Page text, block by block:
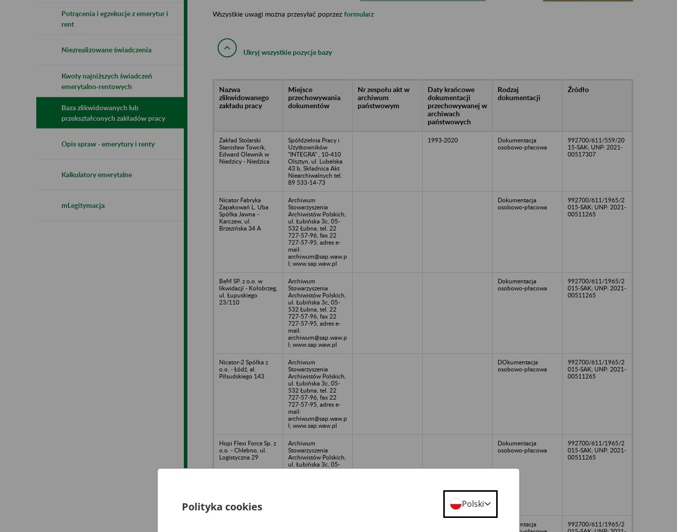
Potrącenia i egzekucje z emerytur i
rent
Niezrealizowane świadczenia
Kwoty najniższych świadczeń
emerytalno-rentowych
Baza zlikwidowanych lub
przekształconych zakładów pracy
Opis spraw - emerytury i renty
Kalkulatory emerytalne
mLegitymacja
Wszystkie uwagi można przesyłać poprzez formularz
Ukryj wszystkie pozycje bazy
Nazwa
zlikwidowanego
zakładu pracy
Miejsce
przechowywania
dokumentów
Nr zespołu akt w
archiwum
państwowym
Daty krańcowe
dokumentacji
przechowywanej w
archiwach
państwowych
Rodzaj
dokumentacji
Źródło
Zakład Stolarski
Stanisław Towcik,
Edward Olewnik w
Niedzicy - Niedzica
Spółdzielnia Pracy i
Użytkowników
"INTEGRA" , 10-410
Olsztyn, ul. Lubelska
43 b, Składnica Akt
Niearchiwalnych tel.
89 533-14-73
1993-2020
Dokumentacja
osobowo-płacowa
992700/611/559/20
15-SAK; UNP: 2021-
00517307
Nicator Fabryka
Zapakowań L. Uba
Spółka Jawna -
Karczew, ul.
Brzezińska 34 A
Archiwum
Stowarzyszenia
Archiwistów Polskich,
ul. Łubińska 3c, 05-
532 Łubna, tel. 22
727-57-96, fax 22
727-57-95, adres e-
mail:
archiwum@sap.waw.p
l; www.sap.waw.pl
Dokumentacja
osobowo-płacowa
992700/611/1965/2
015-SAK; UNP: 2021-
00511265
BeM SP. z o.o. w
likwidacji - Kołobrzeg,
ul. Łupuskiego
23/110
Archiwum
Stowarzyszenia
Archiwistów Polskich,
ul. Łubińska 3c, 05-
532 Łubna, tel. 22
727-57-96, fax 22
727-57-95, adres e-
mail:
archiwum@sap.waw.p
l; www.sap.waw.pl
Dokumentacja
osobowo-płacowa
992700/611/1965/2
015-SAK; UNP: 2021-
00511265
Nicator-2 Spółka z
o.o. - Łódź, al.
Piłsudskiego 143
Archiwum
Stowarzyszenia
Archiwistów Polskich,
ul. Łubińska 3c, 05-
532 Łubna, tel. 22
727-57-96, fax 22
727-57-95, adres e-
mail:
archiwum@sap.waw.p
l; www.sap.waw.pl
DOkumentacja
osobowo-płacowa
992700/611/1965/2
015-SAK; UNP: 2021-
00511265
Hopi Flexi Force Sp. z
o.o. - Chlebno, ul.
Logistyczna 29
Archiwum
Stowarzyszenia
Archiwistów Polskich,
ul. Łubińska 3c, 05-
Dokumentacja
osobowo-płacowa
992700/611/1965/2
015-SAK; UNP: 2021-
00511265
Dokumentacja
992700/611/1965/2
Polityka cookies Polski